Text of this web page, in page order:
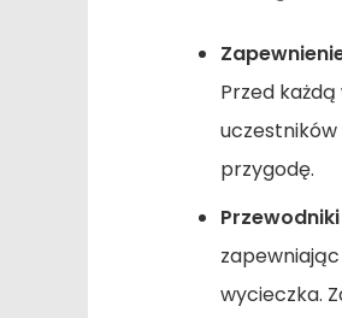
Przed
przygodę.
wycieczka.